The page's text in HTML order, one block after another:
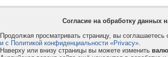
Согласие на обработку данных
Продолжая просматривать страницу, вы
и с Политикой конфиденциальности «Privacy».
Наверху или внизу страницы вы можете изменить